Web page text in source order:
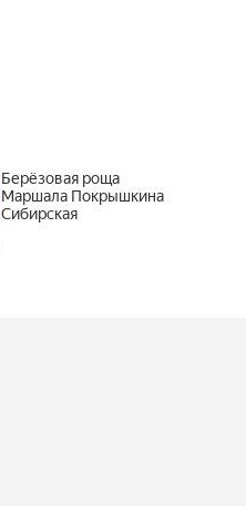
Берёзовая роща
Маршала Покрышкина
Сибирская